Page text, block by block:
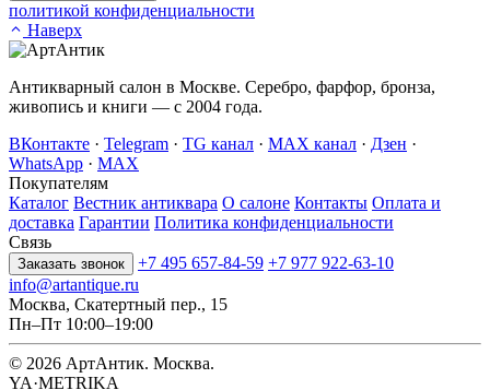
политикой конфиденциальности
Наверх
Антикварный салон в Москве. Серебро, фарфор, бронза,
живопись и книги — с 2004 года.
ВКонтакте · Telegram · TG канал · MAX канал · Дзен ·
WhatsApp · MAX
Покупателям
Каталог Вестник антиквара О салоне Контакты Оплата и
доставка Гарантии Политика конфиденциальности
Связь
Заказать звонок +7 495 657-84-59 +7 977 922-63-10
info@artantique.ru
Москва, Скатертный пер., 15
Пн–Пт 10:00–19:00
© 2026 АртАнтик. Москва.
YA·METRIKA